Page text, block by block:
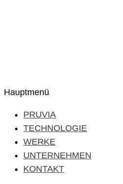
Hauptmenü
PRUVIA
TECHNOLOGIE
WERKE
UNTERNEHMEN
KONTAKT